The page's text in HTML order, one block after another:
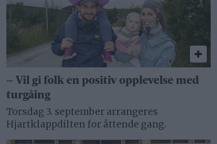
– Vil gi folk en positiv opplevelse med
turgåing
Torsdag 3. september arrangeres
Hjartklappdilten for åttende gang.